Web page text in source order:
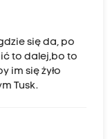
się da, po
to dalej,bo to
im się żyło
Tusk.